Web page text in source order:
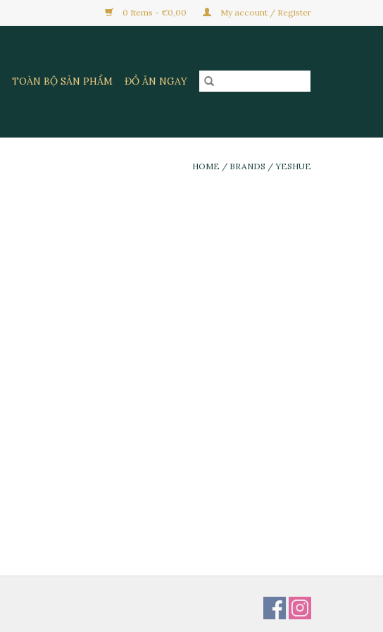
0 Items - €0,00 My account / Register
TOÀN BỘ SẢN PHẨM ĐỒ ĂN NGAY
HOME / BRANDS / YESHUE